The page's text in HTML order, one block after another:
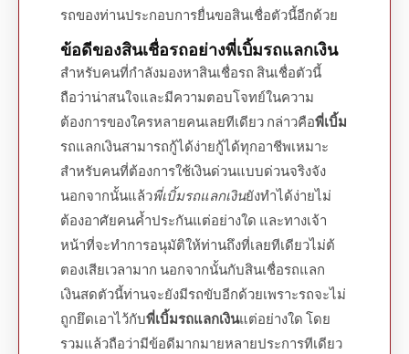
รถของท่านประกอบการยื่นขอสินเชื่อตัวนี้อีกด้วย
ข้อดีของสินเชื่อรถอย่างพี่เบิ้มรถแลกเงิน
สำหรับคนที่กำลังมองหาสินเชื่อรถ สินเชื่อตัวนี้
ถือว่าน่าสนใจและมีความตอบโจทย์ในความ
ต้องการของใครหลายคนเลยทีเดียว กล่าวคือพี่เบิ้ม
รถแลกเงินสามารถกู้ได้ง่ายกู้ได้ทุกอาชีพเหมาะ
สำหรับคนที่ต้องการใช้เงินด่วนแบบด่วนจริงจัง
นอกจากนั้นแล้วพี่เบิ้มรถแลกเงินยังทำได้ง่ายไม่
ต้องอาศัยคนค้ำประกันแต่อย่างใด และทางเจ้า
หน้าที่จะทำการอนุมัติให้ท่านถึงที่เลยทีเดียวไม่ต้
ตองเสียเวลามาก นอกจากนั้นกับสินเชื่อรถแลก
เงินสดตัวนี้ท่านจะยังมีรถขับอีกด้วยเพราะรถจะไม่
ถูกยึดเอาไว้กับพี่เบิ้มรถแลกเงินแต่อย่างใด โดย
รวมแล้วถือว่ามีข้อดีมากมายหลายประการทีเดียว